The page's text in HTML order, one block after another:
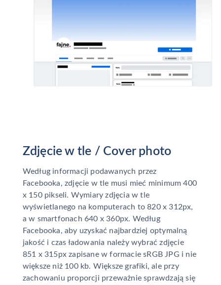
Zdjęcie w tle / Cover photo
Według informacji podawanych przez
Facebooka, zdjęcie w tle musi mieć minimum 400
x 150 pikseli. Wymiary zdjęcia w tle
wyświetlanego na komputerach to 820 x 312px,
a w smartfonach 640 x 360px. Według
Facebooka, aby uzyskać najbardziej optymalną
jakość i czas ładowania należy wybrać zdjęcie
851 x 315px zapisane w formacie sRGB JPG i nie
większe niż 100 kb. Większe grafiki, ale przy
zachowaniu proporcji przeważnie sprawdzają się